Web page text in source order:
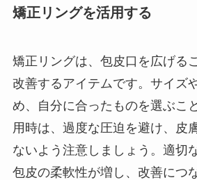
矯正リングを活用する
矯正リングは、包皮口を広げる
改善するアイテムです。サイズ
め、自分に合ったものを選ぶこ
用時は、過度な圧迫を避け、皮
ないよう注意しましょう。適切
包皮の柔軟性が増し、改善につ